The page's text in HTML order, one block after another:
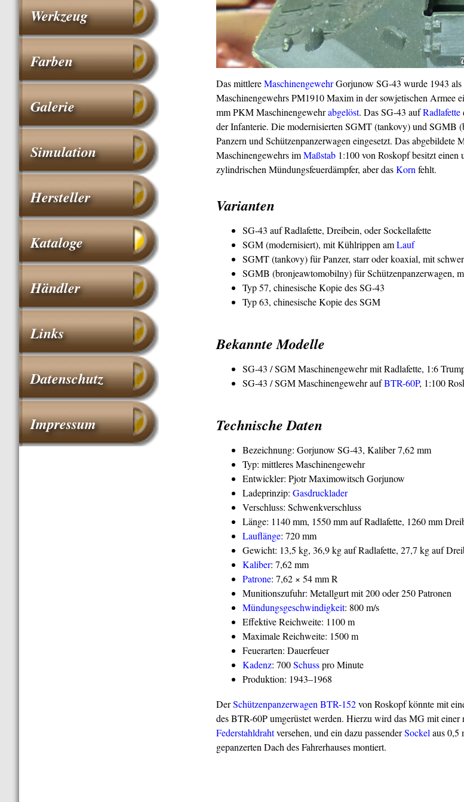
Das mittlereMaschinengewehrGorjunow SG-43 wurde 1943 als
Maschinengewehrs PM1910 Maxim in der sowjetischen Armee
mm PKM Maschinengewehrabgelöst. Das SG-43 aufRadlafette
der Infanterie. Die modernisierten SGMT (tankovy) und SGMB
Panzern und Schützenpanzerwagen eingesetzt. Das abgebildete
Maschinengewehrs imMaßstab 1:100 von Roskopf besitzt einen
zylindrischen Mündungsfeuerdämpfer, aber dasKornfehlt.
Varianten
SG-43 auf Radlafette, Dreibein, oder Sockellafette
SGM (modernisiert), mit Kühlrippen amLauf
SGMT (tankovy) für Panzer, starr oder koaxial, mit
SGMB (bronjeawtomobilny) für Schützenpanzerwagen,
Typ 57, chinesische Kopie des SG-43
Typ 63, chinesische Kopie des SGM
Bekannte Modelle
SG-43 / SGM Maschinengewehr mit Radlafette, 1:6
SG-43 / SGM Maschinengewehr aufBTR-60P, 1:100
Technische Daten
Bezeichnung: Gorjunow SG-43, Kaliber 7,62 mm
Typ: mittleres Maschinengewehr
Entwickler: Pjotr Maximowitsch Gorjunow
Ladeprinzip: Gasdrucklader
Verschluss: Schwenkverschluss
Länge: 1140 mm, 1550 mm auf Radlafette, 1260 mm
Lauflänge: 720 mm
Gewicht: 13,5 kg, 36,9 kg auf Radlafette, 27,7 kg auf
Kaliber: 7,62 mm
Patrone: 7,62 × 54 mm R
Munitionszufuhr: Metallgurt mit 200 oder 250 Patronen
Mündungsgeschwindigkeit: 800 m/s
Effektive Reichweite: 1100 m
Maximale Reichweite: 1500 m
Feuerarten: Dauerfeuer
Kadenz: 700Schusspro Minute
Produktion: 1943–1968
DerSchützenpanzerwagen BTR-152von Roskopf könnte mit
des BTR-60P umgerüstet werden. Hierzu wird das MG mit einer
Federstahldrahtversehen, und ein dazu passenderSockelaus 0,5
gepanzerten Dach des Fahrerhauses montiert.
Werkzeug
Farben
Galerie
Simulation
Hersteller
Kataloge
Händler
Links
Datenschutz
Impressum